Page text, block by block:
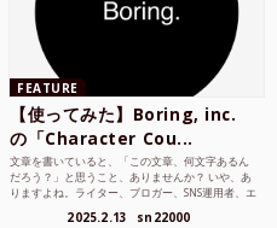
FEATURE
【使ってみた】Boring, inc.
の「Character Cou...
文章を書いていると、「この文章、何文字あるん
だろう？」と思うこと、ありませんか？ いや、あ
りますよね。ライター、ブロガー、SNS運用者、エ
2025.2.13 sn22000